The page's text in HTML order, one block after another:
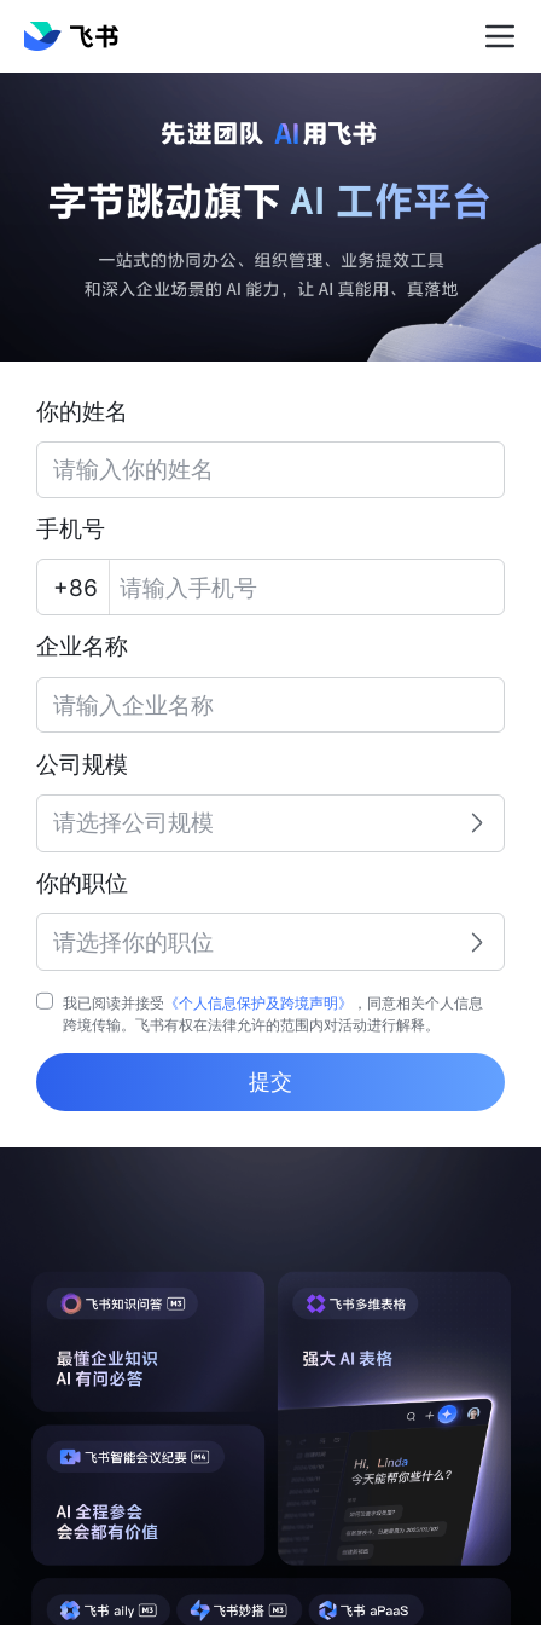
你的姓名
手机号
企业名称
公司规模
请选择公司规模
你的职位
请选择你的职位
我已阅读并接受 《个人信息保护及跨境声明》
，同意相关个人信息
跨境传输。飞书有权在法律允许的范围内对活动进行解释。
提交